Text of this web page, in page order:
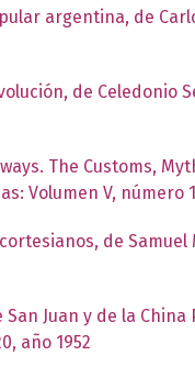
argentina, de
de Celedonio
The Customs,
Volumen V, número
de Samuel
Juan y de la
año 1952